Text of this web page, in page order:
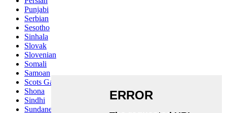
Punjabi
Serbian
Sesotho
Sinhala
Slovak
Slovenian
Somali
Samoan
Scots Gaelic
Shona
Sindhi
Sundanese